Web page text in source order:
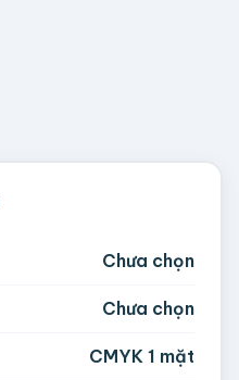
Chưa chọn
Chưa chọn
CMYK 1 mặt